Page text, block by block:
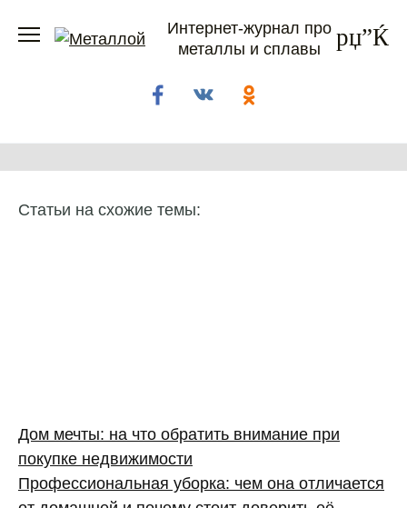
Интернет-журнал про
металлы и сплавы
Статьи на схожие темы:
Дом мечты: на что обратить внимание при
покупке недвижимости
Профессиональная уборка: чем она отличается